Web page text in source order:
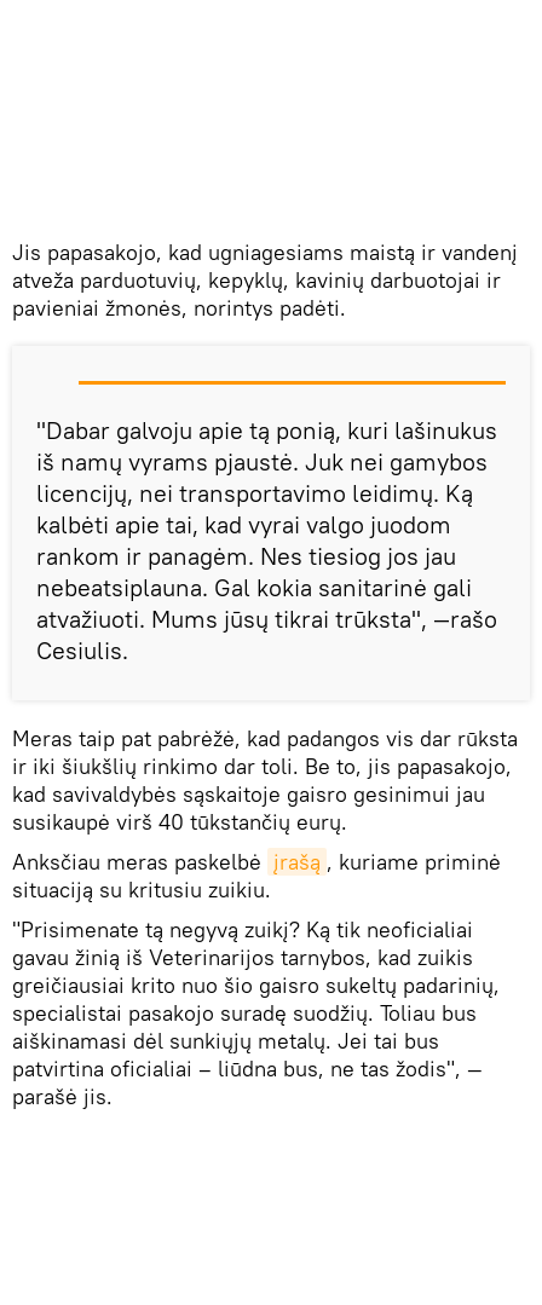
Jis papasakojo, kad ugniagesiams maistą ir vandenį
atveža parduotuvių, kepyklų, kavinių darbuotojai ir
pavieniai žmonės, norintys padėti.
"Dabar galvoju apie tą ponią, kuri lašinukus
iš namų vyrams pjaustė. Juk nei gamybos
licencijų, nei transportavimo leidimų. Ką
kalbėti apie tai, kad vyrai valgo juodom
rankom ir panagėm. Nes tiesiog jos jau
nebeatsiplauna. Gal kokia sanitarinė gali
atvažiuoti. Mums jūsų tikrai trūksta", —rašo
Cesiulis.
Meras taip pat pabrėžė, kad padangos vis dar rūksta
ir iki šiukšlių rinkimo dar toli. Be to, jis papasakojo,
kad savivaldybės sąskaitoje gaisro gesinimui jau
susikaupė virš 40 tūkstančių eurų.
Anksčiau meras paskelbė įrašą , kuriame priminė
situaciją su kritusiu zuikiu.
"Prisimenate tą negyvą zuikį? Ką tik neoficialiai
gavau žinią iš Veterinarijos tarnybos, kad zuikis
greičiausiai krito nuo šio gaisro sukeltų padarinių,
specialistai pasakojo suradę suodžių. Toliau bus
aiškinamasi dėl sunkiųjų metalų. Jei tai bus
patvirtina oficialiai – liūdna bus, ne tas žodis", —
parašė jis.